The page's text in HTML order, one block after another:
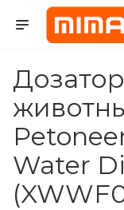
Water